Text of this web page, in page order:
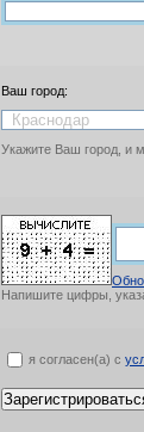
Ваш город:
Укажите Ваш город, и
Напишите цифры,
я согласен(а) с